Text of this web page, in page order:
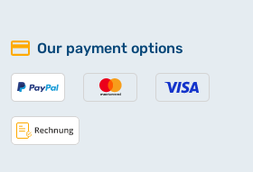
Konfirmationen 1867-1896
Konfirmationen 1880-1892
Our payment options